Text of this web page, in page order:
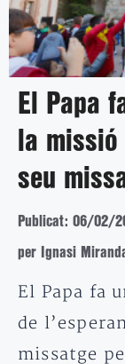
El Papa
la missió
seu
Publicat: 06/02/
per Ignasi
El Papa fa
de
missatge